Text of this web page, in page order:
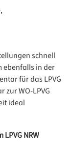
schnell
ebenfalls in der
für das LPVG
zur WO-LPVG
ideal
NRW